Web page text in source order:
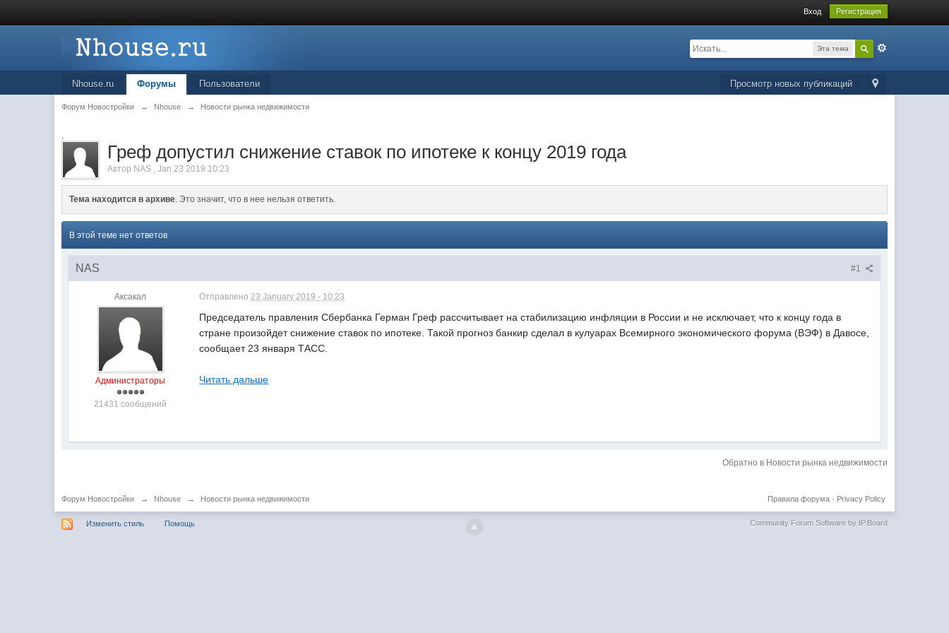
Вход Регистрация
Эта тема
Просмотр новых публикаций
Nhouse.ru Форумы Пользователи
Форум Новостройки → Nhouse → Новости рынка недвижимости
.
Греф допустил снижение ставок по ипотеке к концу 2019 года
Автор NAS ,Jan 23 2019 10:23
Тема находится в архиве. Это значит, что в нее нельзя ответить.
В этой теме нет ответов
#1
NAS
Аксакал
Администраторы
21431 сообщений
Отправлено23 January 2019 - 10:23
Председатель правления Сбербанка Герман Греф рассчитывает на стабилизацию инфляции в России и не исключает, что к концу года в
стране произойдет снижение ставок по ипотеке. Такой прогноз банкир сделал в кулуарах Всемирного экономического форума (ВЭФ) в Давосе,
сообщает 23 января ТАСС.
Читать дальше
Обратно в Новости рынка недвижимости
Форум Новостройки → Nhouse → Новости рынка недвижимости Privacy Policy
Правила форума·
Изменить стиль Помощь Community Forum Software by IP.Board